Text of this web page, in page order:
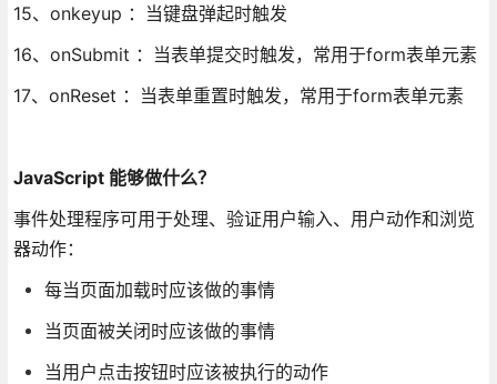
15、onkeyup ：当键盘弹起时触发
16、onSubmit ：当表单提交时触发，常用于form表单元素
17、onReset ：当表单重置时触发，常用于form表单元素
JavaScript 能够做什么？
事件处理程序可用于处理、验证用户输入、用户动作和浏览
器动作：
每当页面加载时应该做的事情
当页面被关闭时应该做的事情
当用户点击按钮时应该被执行的动作